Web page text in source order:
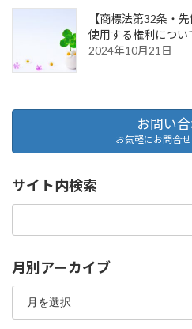
【商標法第32条・
使用する権利につい
2024年10月21日
お問い
お気軽にお問合せ
サイト内検索
月別アーカイブ
月
ア